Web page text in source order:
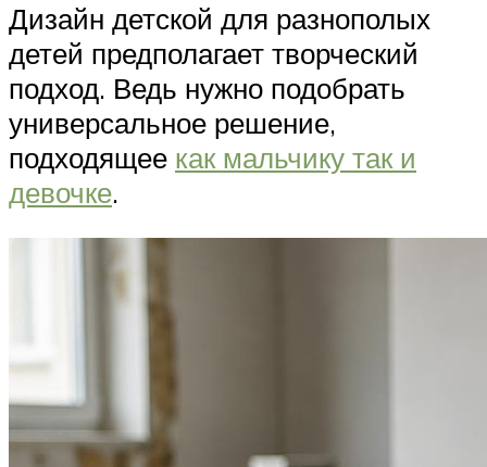
Дизайн детской для разнополых
детей предполагает творческий
подход. Ведь нужно подобрать
универсальное решение,
подходящее как мальчику так и
девочке.